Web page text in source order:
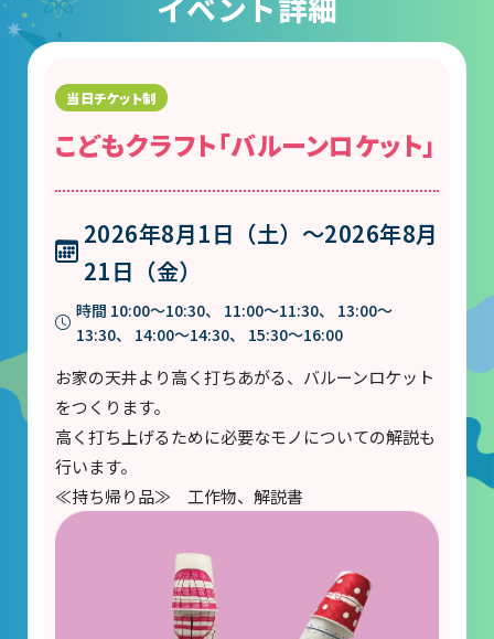
山梨県立科学館について
2026年度の利用はこちら
フロアガイド
天体観測室
展望テラス・円形広場
スペースシアター
ミュージアムショップ
マルチメディアコーナー
こどもクラフト「バルーンロケット」
2026年8月1日（土）～2026年8月
21日（金）
時間 10:00～10:30、 11:00～11:30、 13:00～
13:30、 14:00～14:30、 15:30～16:00
お家の天井より高く打ちあがる、バルーンロケット
をつくります。
高く打ち上げるために必要なモノについての解説も
行います。
≪持ち帰り品≫ 工作物、解説書